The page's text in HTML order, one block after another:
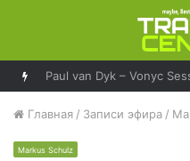
Paul van Dyk – Vonyc
Главная / Записи эфира /
Markus Schulz